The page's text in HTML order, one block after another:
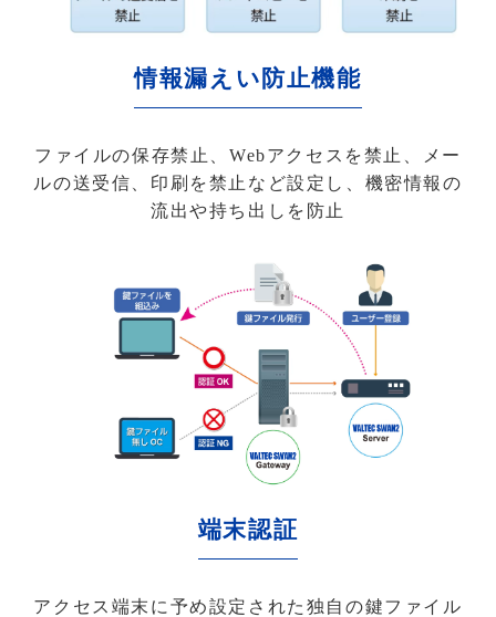
情報漏えい防止機能
ファイルの保存禁止、Webアクセスを禁止、メー
ルの送受信、印刷を禁止など設定し、機密情報の
流出や持ち出しを防止
端末認証
アクセス端末に予め設定された独自の鍵ファイル